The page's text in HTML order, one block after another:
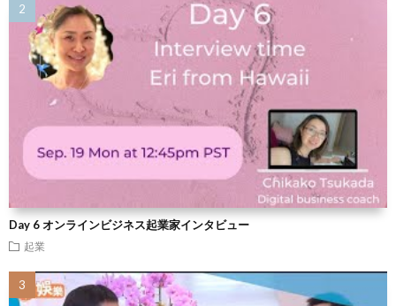
Day 6 オンラインビジネス起業家インタビュー
起業